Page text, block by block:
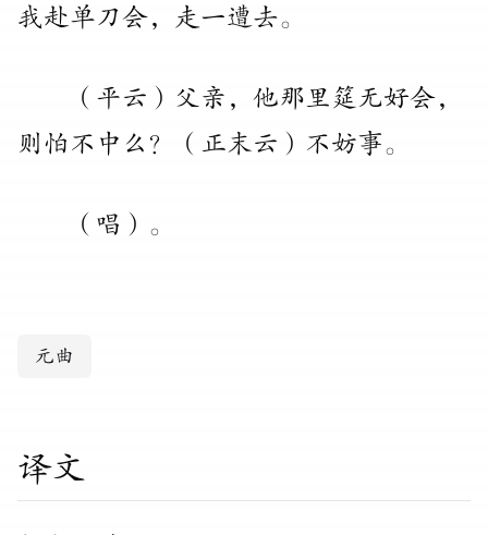
我赴单刀会， 走一遭去。
（ 平云 ） 父亲 ， 他那里筵无好会，
则怕不中么 ？ （ 正末云 ） 不妨事。
（ 唱 ） 。
元曲
译文